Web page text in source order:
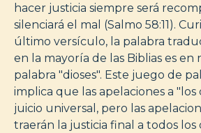
hacer justicia siempre será
silenciará el mal (Salmo 58:11).
último versículo, la palabra
en la mayoría de las Biblias es en
palabra "dioses". Este juego de
implica que las apelaciones a "los
juicio universal, pero las
traerán la justicia final a todos los